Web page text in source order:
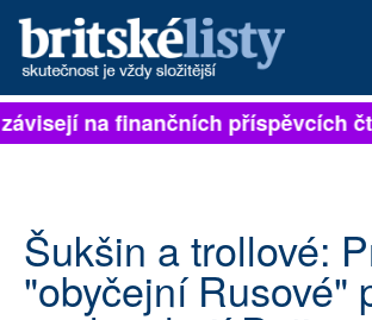
PŘIHLÁSIT
ARCHIV
ROZHOVORY
na finančních příspěvcích
Šukšin a trollové:
"obyčejní Rusové"